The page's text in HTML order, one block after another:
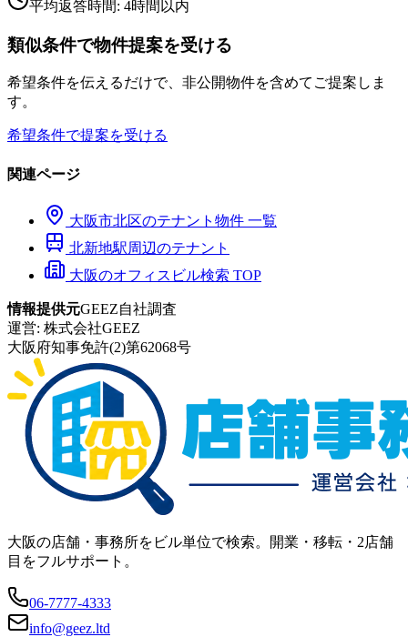
平均返答時間: 4時間以内
類似条件で物件提案を受ける
希望条件を伝えるだけで、非公開物件を含めてご提案しま
す。
希望条件で提案を受ける
関連ページ
大阪市北区のテナント物件 一覧
北新地駅周辺のテナント
大阪のオフィスビル検索 TOP
情報提供元GEEZ自社調査
運営: 株式会社GEEZ
大阪府知事免許(2)第62068号
大阪の店舗・事務所をビル単位で検索。開業・移転・2店舗
目をフルサポート。
06-7777-4333
info@geez.ltd